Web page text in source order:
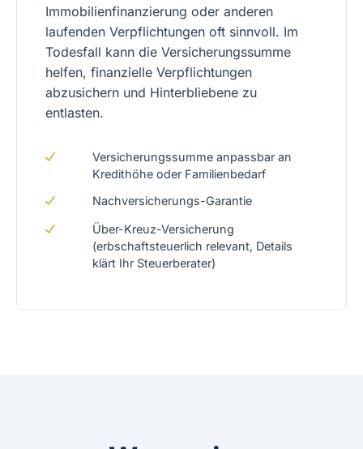
Immobilienfinanzierung oder anderen
laufenden Verpflichtungen oft sinnvoll. Im
Todesfall kann die Versicherungssumme
helfen, finanzielle Verpflichtungen
abzusichern und Hinterbliebene zu
entlasten.
Versicherungssumme anpassbar an
Kredithöhe oder Familienbedarf
Nachversicherungs-Garantie
Über-Kreuz-Versicherung
(erbschaftsteuerlich relevant, Details
klärt Ihr Steuerberater)